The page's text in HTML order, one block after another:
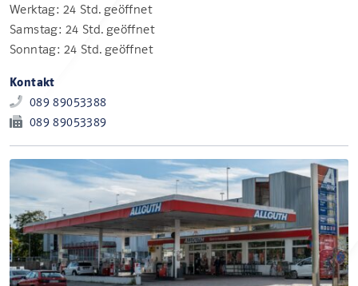
Werktag: 24 Std. geöffnet
Samstag: 24 Std. geöffnet
Sonntag: 24 Std. geöffnet
Kontakt
089 89053388
089 89053389